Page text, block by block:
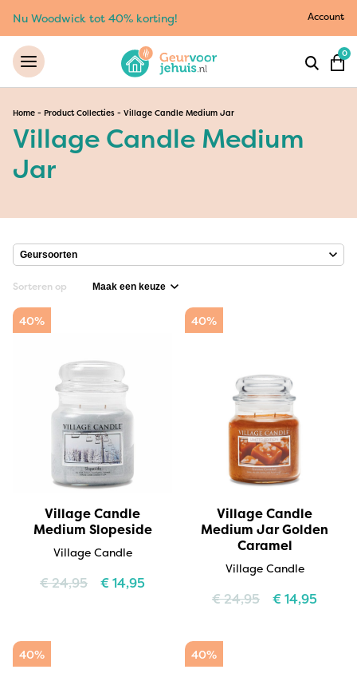
Nu Woodwick tot 40% korting! Account
0
Home - Product Collecties - Village Candle Medium Jar
Village Candle Medium
Jar
Sorteren op
Village Candle
Medium Slopeside
Village Candle
€24,95 €14,95
40%
Village Candle
Medium Jar Golden
Caramel
Village Candle
€24,95 €14,95
40%
40% 40%